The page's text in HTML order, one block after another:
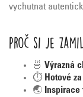
vychutnat
Proč si je
🍜 Výrazná
⏱️ Hotové za
🌏 Inspirace